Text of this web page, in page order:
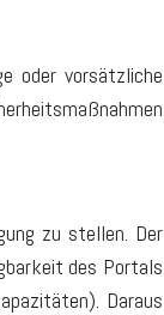
oder vorsätzliche
zu stellen. Der
des Portals
Daraus